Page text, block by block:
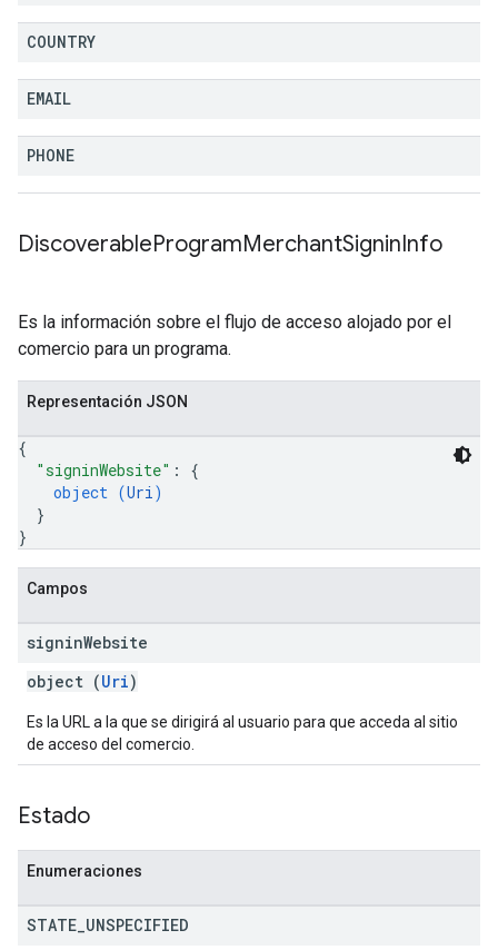
COUNTRY
EMAIL
PHONE
DiscoverableProgramMerchantSigninInfo
Es la información sobre el flujo de acceso alojado por el
comercio para un programa.
Representación JSON
{
"signinWebsite" : {
object (Uri)
}
}
Campos
signinWebsite
object (Uri)
Es la URL a la que se dirigirá al usuario para que acceda al sitio
de acceso del comercio.
Estado
Enumeraciones
STATE UNSPECIFIED